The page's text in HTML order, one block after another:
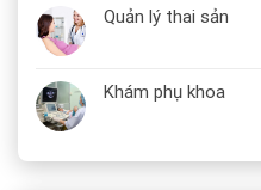
Quản lý thai sản
Khám phụ khoa